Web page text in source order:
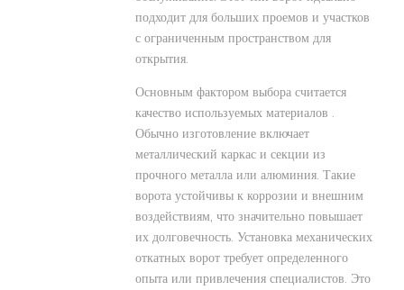
подходит для больших проемов и участков
с ограниченным пространством для
открытия.
Основным фактором выбора считается
качество используемых материалов .
Обычно изготовление включает
металлический каркас и секции из
прочного металла или алюминия. Такие
ворота устойчивы к коррозии и внешним
воздействиям, что значительно повышает
их долговечность. Установка механических
откатных ворот требует определенного
опыта или привлечения специалистов. Это